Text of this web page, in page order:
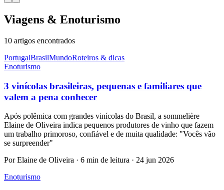
Viagens & Enoturismo
10 artigos encontrados
PortugalBrasilMundoRoteiros & dicas
Enoturismo
3 vinícolas brasileiras, pequenas e familiares que
valem a pena conhecer
Após polêmica com grandes vinícolas do Brasil, a sommelière
Elaine de Oliveira indica pequenos produtores de vinho que fazem
um trabalho primoroso, confiável e de muita qualidade: "Vocês vão
se surpreender"
Por Elaine de Oliveira · 6 min de leitura · 24 jun 2026
Enoturismo